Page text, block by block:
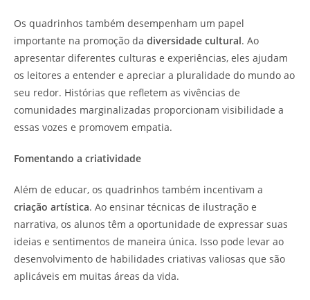
Os quadrinhos também desempenham um papel
importante na promoção da diversidade cultural. Ao
apresentar diferentes culturas e experiências, eles ajudam
os leitores a entender e apreciar a pluralidade do mundo ao
seu redor. Histórias que refletem as vivências de
comunidades marginalizadas proporcionam visibilidade a
essas vozes e promovem empatia.
Fomentando a criatividade
Além de educar, os quadrinhos também incentivam a
criação artística. Ao ensinar técnicas de ilustração e
narrativa, os alunos têm a oportunidade de expressar suas
ideias e sentimentos de maneira única. Isso pode levar ao
desenvolvimento de habilidades criativas valiosas que são
aplicáveis em muitas áreas da vida.